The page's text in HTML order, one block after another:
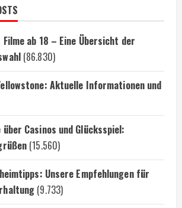
ab 18 – Eine Übersicht der
(86.830)
Aktuelle Informationen und
Casinos und Glücksspiel:
(15.560)
Unsere Empfehlungen für
(9.733)